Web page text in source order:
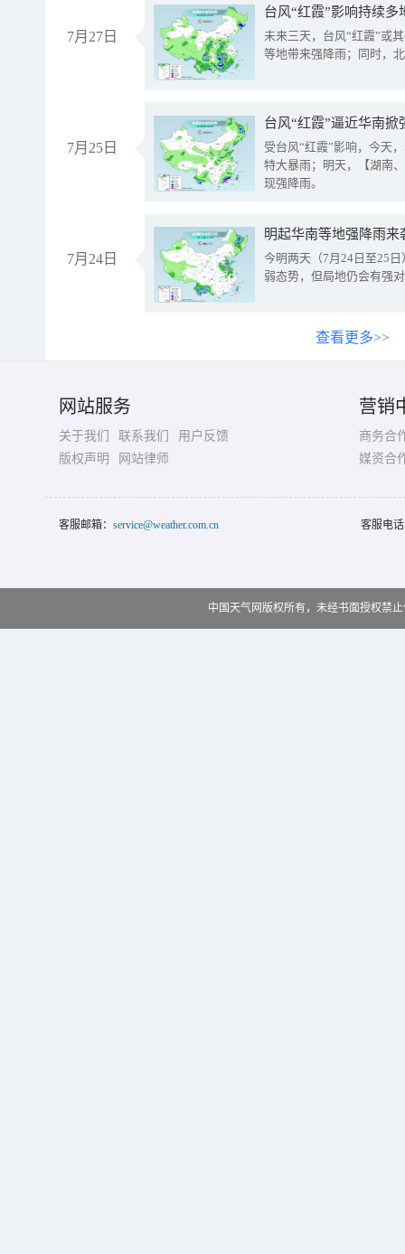
7月27日
台风“红霞”影响持续
未来三天，台风“红霞”或
等地带来强降雨；同时，
7月25日
台风“红霞”逼近华南
受台风“红霞”影响，今天
特大暴雨；明天，【湖南
现强降雨。
7月24日
明起华南等地强降雨
今明两天（7月24日至25
弱态势，但局地仍会有强
查看更多>>
网站服务
关于我们 联系我们
用户反馈
版权声明
网站律师
营销
商务合
媒资合
客服邮箱： service@weather.com.cn 客服电
中国天气网版权所有，未经书面授权